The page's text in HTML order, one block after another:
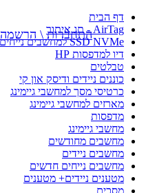
דף הבית
AirTag - תג איתור
SSD NVMe למחשבים נייחים וניידים
דיו למדפסות HP
טבלטים
כוננים ניידים ודיסק און קי
כרטיסי מסך למחשבי גיימינג
מארזים למחשבי גיימינג
מדפסות
מחשבי גיימינג
מחשבים מחודשים
מחשבים ניידים
מחשבים נייחים חדשים
מטענים ניידים+ מטענים
מסכים
התחברות \ הרשמה